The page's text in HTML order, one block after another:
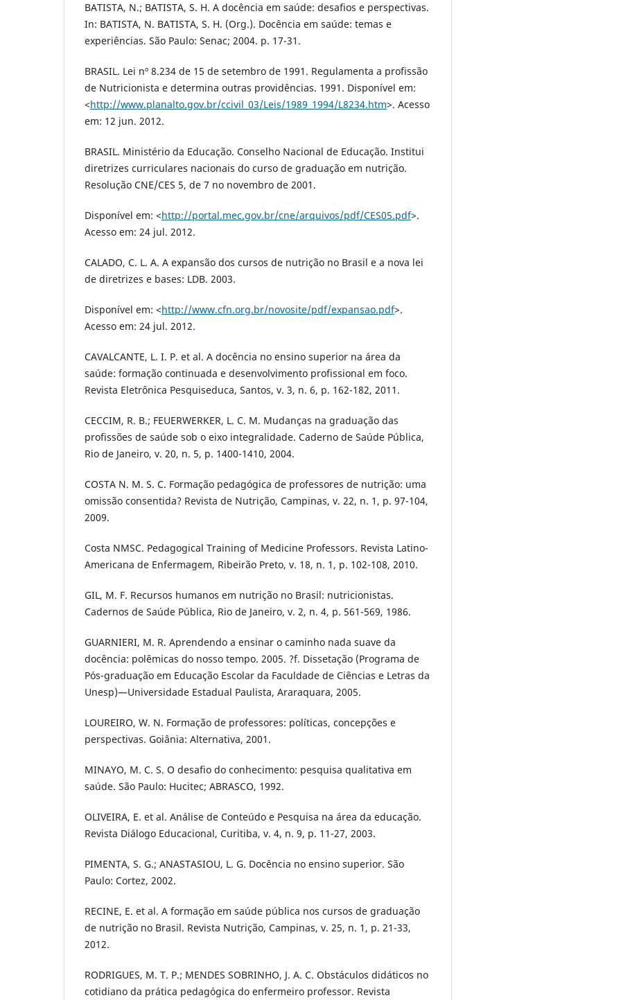
BATISTA, N.; BATISTA, S. H. A docência em saúde: desafios e perspectivas.
In: BATISTA, N. BATISTA, S. H. (Org.). Docência em saúde: temas e
experiências. São Paulo: Senac; 2004. p. 17-31.
BRASIL. Lei nº 8.234 de 15 de setembro de 1991. Regulamenta a profissão
de Nutricionista e determina outras providências. 1991. Disponível em:
<http://www.planalto.gov.br/ccivil_03/Leis/1989_1994/L8234.htm>. Acesso
em: 12 jun. 2012.
BRASIL. Ministério da Educação. Conselho Nacional de Educação. Institui
diretrizes curriculares nacionais do curso de graduação em nutrição.
Resolução CNE/CES 5, de 7 no novembro de 2001.
Disponível em: <http://portal.mec.gov.br/cne/arquivos/pdf/CES05.pdf>.
Acesso em: 24 jul. 2012.
CALADO, C. L. A. A expansão dos cursos de nutrição no Brasil e a nova lei
de diretrizes e bases: LDB. 2003.
Disponível em: <http://www.cfn.org.br/novosite/pdf/expansao.pdf>.
Acesso em: 24 jul. 2012.
CAVALCANTE, L. I. P. et al. A docência no ensino superior na área da
saúde: formação continuada e desenvolvimento profissional em foco.
Revista Eletrônica Pesquiseduca, Santos, v. 3, n. 6, p. 162-182, 2011.
CECCIM, R. B.; FEUERWERKER, L. C. M. Mudanças na graduação das
profissões de saúde sob o eixo integralidade. Caderno de Saúde Pública,
Rio de Janeiro, v. 20, n. 5, p. 1400-1410, 2004.
COSTA N. M. S. C. Formação pedagógica de professores de nutrição: uma
omissão consentida? Revista de Nutrição, Campinas, v. 22, n. 1, p. 97-104,
2009.
Costa NMSC. Pedagogical Training of Medicine Professors. Revista Latino-
Americana de Enfermagem, Ribeirão Preto, v. 18, n. 1, p. 102-108, 2010.
GIL, M. F. Recursos humanos em nutrição no Brasil: nutricionistas.
Cadernos de Saúde Pública, Rio de Janeiro, v. 2, n. 4, p. 561-569, 1986.
GUARNIERI, M. R. Aprendendo a ensinar o caminho nada suave da
docência: polêmicas do nosso tempo. 2005. ?f. Dissetação (Programa de
Pós-graduação em Educação Escolar da Faculdade de Ciências e Letras da
Unesp)—Universidade Estadual Paulista, Araraquara, 2005.
LOUREIRO, W. N. Formação de professores: políticas, concepções e
perspectivas. Goiânia: Alternativa, 2001.
MINAYO, M. C. S. O desafio do conhecimento: pesquisa qualitativa em
saúde. São Paulo: Hucitec; ABRASCO, 1992.
OLIVEIRA, E. et al. Análise de Conteúdo e Pesquisa na área da educação.
Revista Diálogo Educacional, Curitiba, v. 4, n. 9, p. 11-27, 2003.
PIMENTA, S. G.; ANASTASIOU, L. G. Docência no ensino superior. São
Paulo: Cortez, 2002.
RECINE, E. et al. A formação em saúde pública nos cursos de graduação
de nutrição no Brasil. Revista Nutrição, Campinas, v. 25, n. 1, p. 21-33,
2012.
RODRIGUES, M. T. P.; MENDES SOBRINHO, J. A. C. Obstáculos didáticos no
cotidiano da prática pedagógica do enfermeiro professor. Revista